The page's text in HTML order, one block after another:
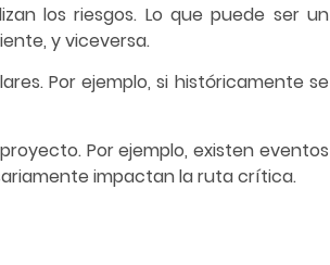
los riesgos. Lo que puede ser un
y viceversa.
Por ejemplo, si históricamente se
Por ejemplo, existen eventos
impactan la ruta crítica.